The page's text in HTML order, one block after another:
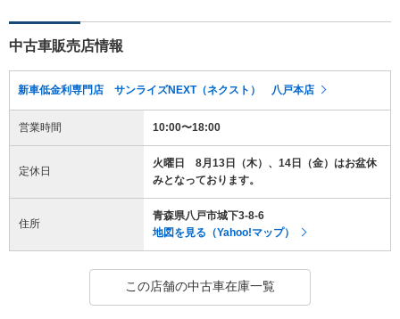
中古車販売店情報
新車低金利専門店 サンライズNEXT（ネクスト） 八戸本店
営業時間 10:00〜18:00
定休日
火曜日 8月13日（木）、14日（金）はお盆休
みとなっております。
住所
青森県八戸市城下3-8-6
地図を見る（Yahoo!マップ）
この店舗の中古車在庫一覧